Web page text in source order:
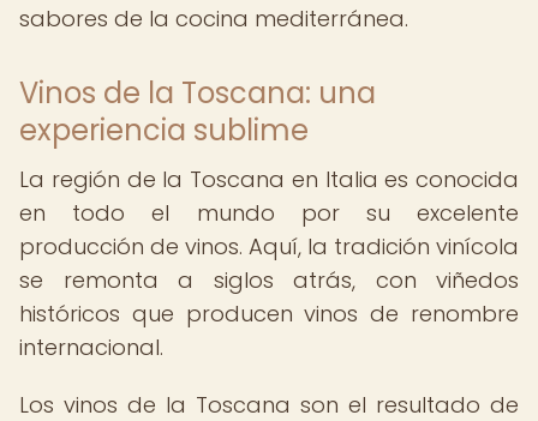
sabores de la cocina mediterránea.
Vinos de la Toscana: una
experiencia sublime
La región de la Toscana en Italia es conocida
en todo el mundo por su excelente
producción de vinos. Aquí, la tradición vinícola
se remonta a siglos atrás, con viñedos
históricos que producen vinos de renombre
internacional.
Los vinos de la Toscana son el resultado de